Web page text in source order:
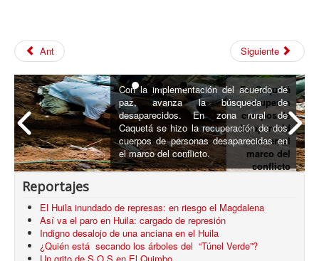
Ant Siguiente
En Caquetá
recuperan
cuerpos de
desaparecid
os en el
marco del
conflicto
Con la implementación del acuerdo de
paz, avanza la búsqueda de
desaparecidos. En zona rural de
Caquetá se hizo la recuperación de dos
cuerpos de personas desaparecidas en
el marco del conflicto.
Reportajes
El Huila inundado de represas: en riesgo el Magdalena
Así va el paro en Huila: cargado de represión
Indigno desalojo de una anciana en el Huila
¿Quién está secando los árboles del “Túnel Verde”?